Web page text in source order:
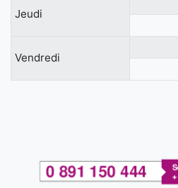
Jeudi
Vendredi